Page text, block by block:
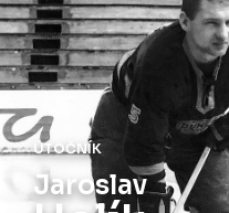
ÚTOČNÍK
Jaroslav